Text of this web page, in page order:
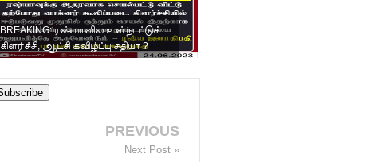
BREAKING: ரஷ்யாவில் உள்நாட்டுக்
கிளர்ச்சி, ஆட்சி கவிழ்ப்பு சதியா ?
PREVIOUS
Next Post »